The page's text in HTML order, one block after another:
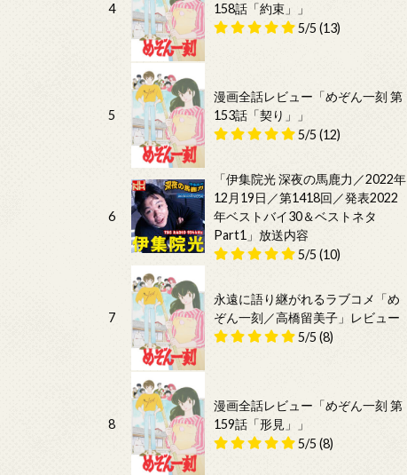
4
158話「約束」」
5/5 (13)
5
漫画全話レビュー「めぞん一刻 第
153話「契り」」
5/5 (12)
6
「伊集院光 深夜の馬鹿力／2022年
12月19日／第1418回／発表2022
年ベストバイ30＆ベストネタ
Part1」放送内容
5/5 (10)
7
永遠に語り継がれるラブコメ「め
ぞん一刻／高橋留美子」レビュー
5/5 (8)
8
漫画全話レビュー「めぞん一刻 第
159話「形見」」
5/5 (8)